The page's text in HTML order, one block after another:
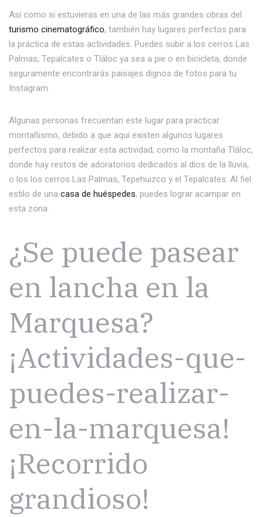
Así como si estuvieras en una de las más grandes obras del
turismo cinematográfico, también hay lugares perfectos para
la práctica de estas actividades. Puedes subir a los cerros Las
Palmas, Tepalcates o Tláloc ya sea a pie o en bicicleta, donde
seguramente encontrarás paisajes dignos de fotos para tu
Instagram.
Algunas personas frecuentan este lugar para practicar
montañismo, debido a que aquí existen algunos lugares
perfectos para realizar esta actividad, como la montaña Tláloc,
donde hay restos de adoratorios dedicados al dios de la lluvia,
o los los cerros Las Palmas, Tepehuizco y el Tepalcates. Al fiel
estilo de una casa de huéspedes, puedes lograr acampar en
esta zona.
¿Se puede pasear
en lancha en la
Marquesa?
¡Actividades-que-
puedes-realizar-
en-la-marquesa!
¡Recorrido
grandioso!